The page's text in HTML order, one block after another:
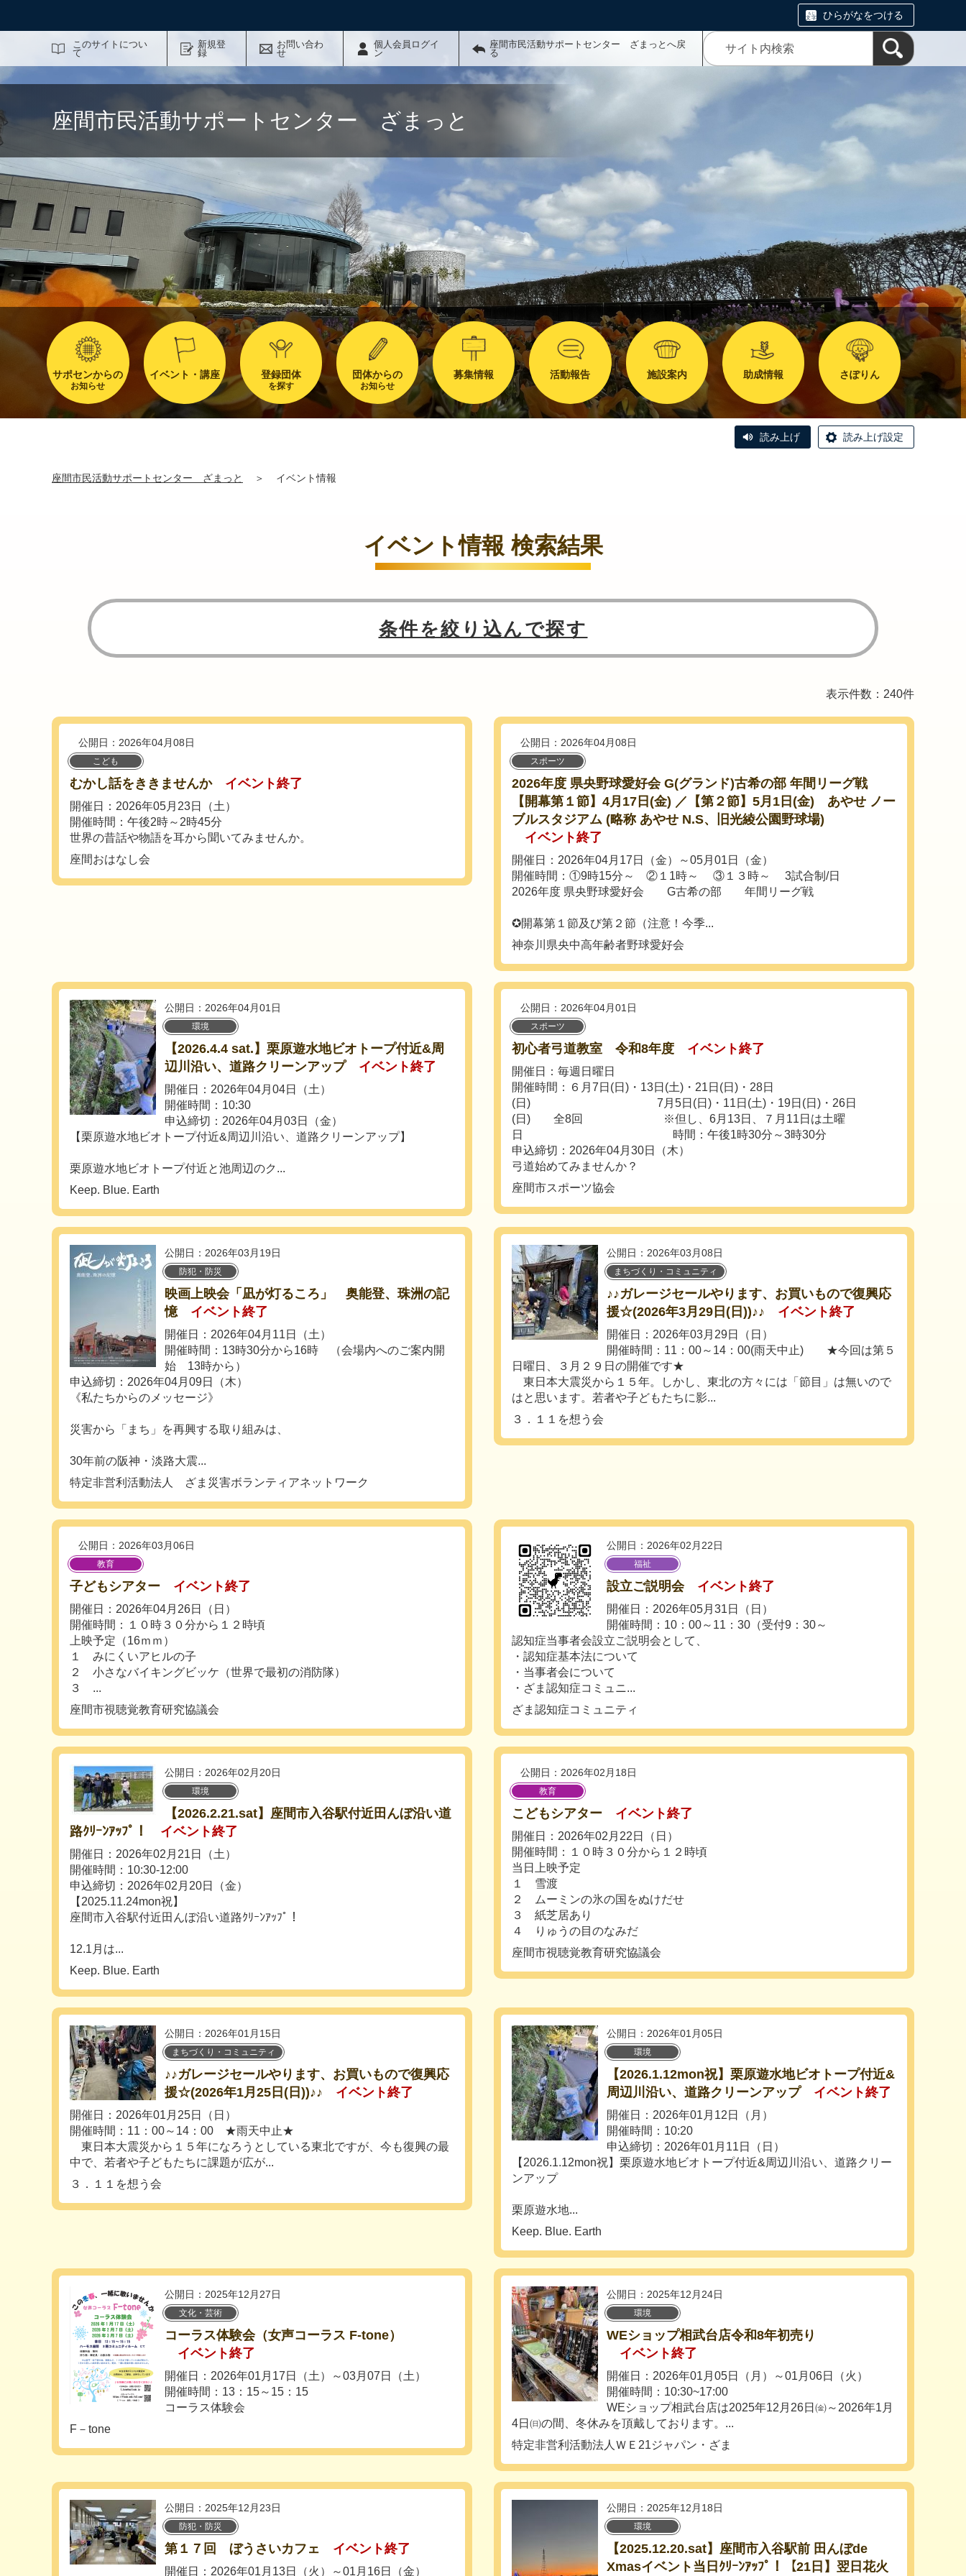
ひらがなをつける
このサイトについ
て
新規登
録
お問い合わ
せ
個人会員ログイ
ン
座間市民活動サポートセンター ざまっとへ戻
る
座間市民活動サポートセンター ざまっと
サポセンからの
お知らせ
イベント・講座 登録団体
を探す
団体からの
お知らせ
募集情報 活動報告 施設案内 助成情報 さぽりん
読み上げ 読み上げ設定
座間市民活動サポートセンター ざまっと ＞ イベント情報
イベント情報 検索結果
条件を絞り込んで探す
表示件数：240件
公開日：2026年04月08日
こども
むかし話をききませんか イベント終了
開催日：2026年05月23日（土）
開催時間：午後2時～2時45分
世界の昔話や物語を耳から聞いてみませんか。
座間おはなし会
公開日：2026年04月08日
スポーツ
2026年度 県央野球愛好会 G(グランド)古希の部 年間リーグ戦
【開幕第１節】4月17日(金) ／【第２節】5月1日(金) あやせ ノー
ブルスタジアム (略称 あやせ N.S、旧光綾公園野球場)
イベント終了
開催日：2026年04月17日（金）～05月01日（金）
開催時間：①9時15分～ ②１1時～ ③１３時～ 3試合制/日
2026年度 県央野球愛好会 G古希の部 年間リーグ戦
✪開幕第１節及び第２節（注意！今季...
神奈川県央中高年齢者野球愛好会
公開日：2026年04月01日
環境
【2026.4.4 sat.】栗原遊水地ビオトープ付近&周
辺川沿い、道路クリーンアップ
イベント終了
開催日：2026年04月04日（土）
開催時間：10:30
申込締切：2026年04月03日（金）
【栗原遊水地ビオトープ付近&周辺川沿い、道路クリーンアップ】
栗原遊水地ビオトープ付近と池周辺のク...
Keep. Blue. Earth
公開日：2026年04月01日
スポーツ
初心者弓道教室 令和8年度 イベント終了
開催日：毎週日曜日
開催時間：６月7日(日)・13日(土)・21日(日)・28日
(日) 7月5日(日)・11日(土)・19日(日)・26日
(日) 全8回 ※但し、6月13日、７月11日は土曜
日 時間：午後1時30分～3時30分
申込締切：2026年04月30日（木）
弓道始めてみませんか？
座間市スポーツ協会
公開日：2026年03月19日
防犯・防災
映画上映会「凪が灯るころ」 奥能登、珠洲の記
憶
イベント終了
開催日：2026年04月11日（土）
開催時間：13時30分から16時 （会場内へのご案内開
始 13時から）
申込締切：2026年04月09日（木）
《私たちからのメッセージ》
災害から「まち」を再興する取り組みは、
30年前の阪神・淡路大震...
特定非営利活動法人 ざま災害ボランティアネットワーク
公開日：2026年03月08日
まちづくり・コミュニティ
♪♪ガレージセールやります、お買いもので復興応
援☆(2026年3月29日(日))♪♪
イベント終了
開催日：2026年03月29日（日）
開催時間：11：00～14：00(雨天中止) ★今回は第５
日曜日、３月２９日の開催です★
東日本大震災から１５年。しかし、東北の方々には「節目」は無いので
はと思います。若者や子どもたちに影...
３．１１を想う会
公開日：2026年03月06日
教育
子どもシアター イベント終了
開催日：2026年04月26日（日）
開催時間：１０時３０分から１２時頃
上映予定（16ｍｍ）
１ みにくいアヒルの子
２ 小さなバイキングビッケ（世界で最初の消防隊）
３ ...
座間市視聴覚教育研究協議会
公開日：2026年02月22日
福祉
設立ご説明会 イベント終了
開催日：2026年05月31日（日）
開催時間：10：00～11：30（受付9：30～
認知症当事者会設立ご説明会として、
・認知症基本法について
・当事者会について
・ざま認知症コミュニ...
ざま認知症コミュニティ
公開日：2026年02月20日
環境
【2026.2.21.sat】座間市入谷駅付近田んぼ沿い道
路ｸﾘｰﾝｱｯﾌﾟ！
イベント終了
開催日：2026年02月21日（土）
開催時間：10:30-12:00
申込締切：2026年02月20日（金）
【2025.11.24mon祝】
座間市入谷駅付近田んぼ沿い道路ｸﾘｰﾝｱｯﾌﾟ！
12.1月は...
Keep. Blue. Earth
公開日：2026年02月18日
教育
こどもシアター イベント終了
開催日：2026年02月22日（日）
開催時間：１０時３０分から１２時頃
当日上映予定
１ 雪渡
２ ムーミンの氷の国をぬけだせ
３ 紙芝居あり
４ りゅうの目のなみだ
座間市視聴覚教育研究協議会
公開日：2026年01月15日
まちづくり・コミュニティ
♪♪ガレージセールやります、お買いもので復興応
援☆(2026年1月25日(日))♪♪
イベント終了
開催日：2026年01月25日（日）
開催時間：11：00～14：00 ★雨天中止★
東日本大震災から１５年になろうとしている東北ですが、今も復興の最
中で、若者や子どもたちに課題が広が...
３．１１を想う会
公開日：2026年01月05日
環境
【2026.1.12mon祝】栗原遊水地ビオトープ付近&
周辺川沿い、道路クリーンアップ
イベント終了
開催日：2026年01月12日（月）
開催時間：10:20
申込締切：2026年01月11日（日）
【2026.1.12mon祝】栗原遊水地ビオトープ付近&周辺川沿い、道路クリー
ンアップ
栗原遊水地...
Keep. Blue. Earth
公開日：2025年12月27日
文化・芸術
コーラス体験会（女声コーラス F-tone）
イベント終了
開催日：2026年01月17日（土）～03月07日（土）
開催時間：13：15～15：15
コーラス体験会
F－tone
公開日：2025年12月24日
環境
WEショップ相武台店令和8年初売り
イベント終了
開催日：2026年01月05日（月）～01月06日（火）
開催時間：10:30~17:00
WEショップ相武台店は2025年12月26日㈮～2026年1月
4日㈰の間、冬休みを頂戴しております。...
特定非営利活動法人ＷＥ21ジャパン・ざま
公開日：2025年12月23日
防犯・防災
第１７回 ぼうさいカフェ イベント終了
開催日：2026年01月13日（火）～01月16日（金）
公開日：2025年12月18日
環境
【2025.12.20.sat】座間市入谷駅前 田んぼde
Xmasイベント当日ｸﾘｰﾝｱｯﾌﾟ！【21日】翌日花火